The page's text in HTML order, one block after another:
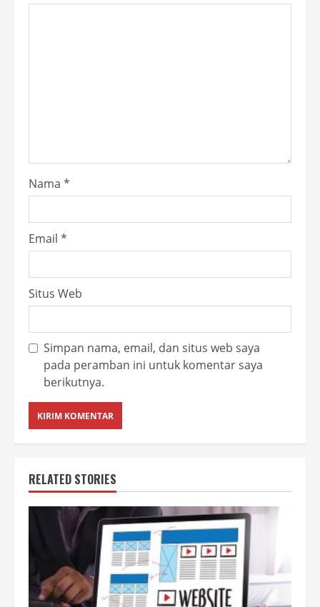
Nama *
Email *
Situs Web
Simpan nama, email, dan situs web saya
pada peramban ini untuk komentar saya
berikutnya.
RELATED STORIES